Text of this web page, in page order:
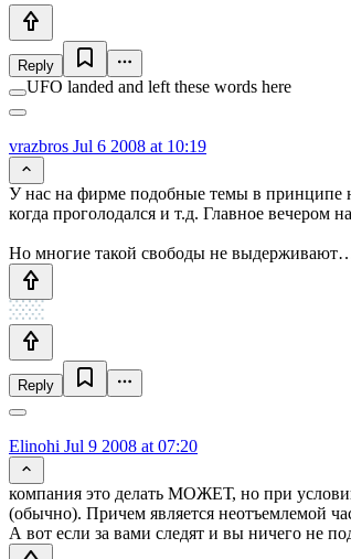
Reply
UFO landed and left these words here
vrazbros Jul 6 2008 at 10:19
У нас на фирме подобные темы в принципе
когда проголодался и т.д. Главное вечером
Но многие такой свободы не
Reply
Elinohi Jul 9 2008 at 07:20
компания это делать МОЖЕТ, но при
(обычно). Причем является неотъемлемой
А вот если за вами следят и вы ничего не